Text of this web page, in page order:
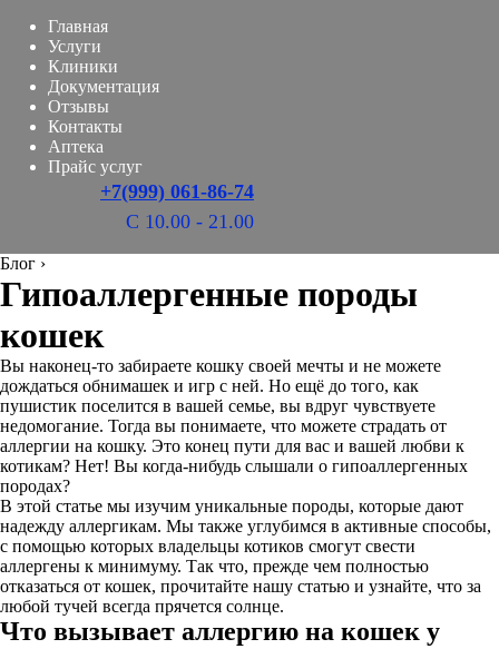
Главная
Услуги
Клиники
Документация
Отзывы
Контакты
Аптека
Прайс услуг
+7(999) 061-86-74
С 10.00 - 21.00
Блог ›
Гипоаллергенные породы
кошек
Вы наконец-то забираете кошку своей мечты и не можете
дождаться обнимашек и игр с ней. Но ещё до того, как
пушистик поселится в вашей семье, вы вдруг чувствуете
недомогание. Тогда вы понимаете, что можете страдать от
аллергии на кошку. Это конец пути для вас и вашей любви к
котикам? Нет! Вы когда-нибудь слышали о гипоаллергенных
породах?
В этой статье мы изучим уникальные породы, которые дают
надежду аллергикам. Мы также углубимся в активные способы,
с помощью которых владельцы котиков смогут свести
аллергены к минимуму. Так что, прежде чем полностью
отказаться от кошек, прочитайте нашу статью и узнайте, что за
любой тучей всегда прячется солнце.
Что вызывает аллергию на кошек у